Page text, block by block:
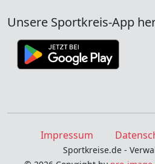
Unsere Sportkreis-App
Impressum
Sportkreise.de -